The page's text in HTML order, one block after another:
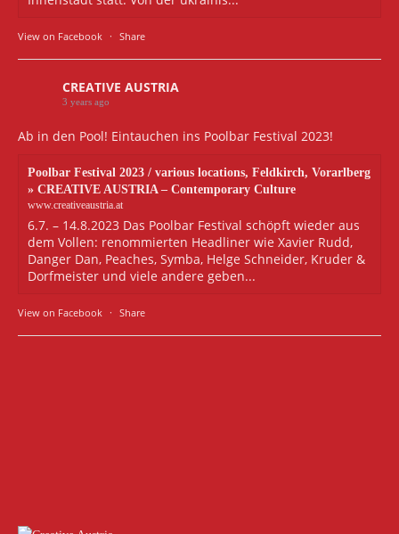
View on Facebook · Share
CREATIVE AUSTRIA
3 years ago
Ab in den Pool! Eintauchen ins Poolbar Festival 2023!
Poolbar Festival 2023 / various locations, Feldkirch, Vorarlberg
» CREATIVE AUSTRIA – Contemporary Culture
www.creativeaustria.at
6.7. – 14.8.2023 Das Poolbar Festival schöpft wieder aus
dem Vollen: renommierten Headliner wie Xavier Rudd,
Danger Dan, Peaches, Symba, Helge Schneider, Kruder &
Dorfmeister und viele andere geben...
View on Facebook · Share